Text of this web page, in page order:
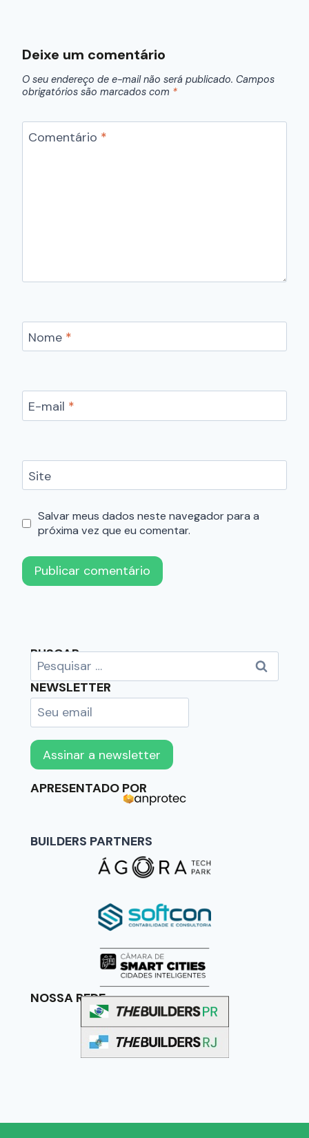
Deixe um comentário
O seu endereço de e-mail não será publicado. Campos
obrigatórios são marcados com *
Comentário *
Nome *
E-mail *
Site
Salvar meus dados neste navegador para a
próxima vez que eu comentar.
BUSCAR
NEWSLETTER
APRESENTADO POR
BUILDERS PARTNERS
NOSSA REDE